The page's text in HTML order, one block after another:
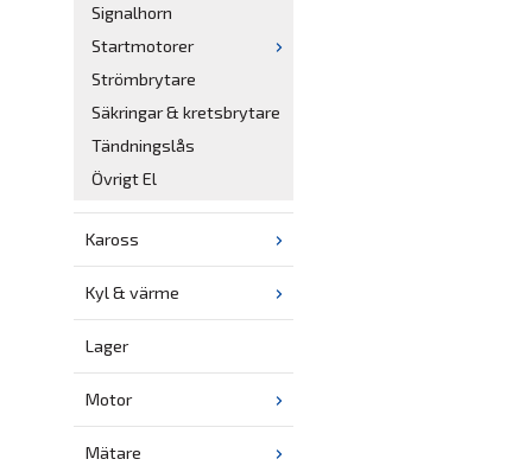
Signalhorn
Startmotorer
Strömbrytare
Säkringar & kretsbrytare
Tändningslås
Övrigt El
Kaross
Kyl & värme
Lager
Motor
Mätare